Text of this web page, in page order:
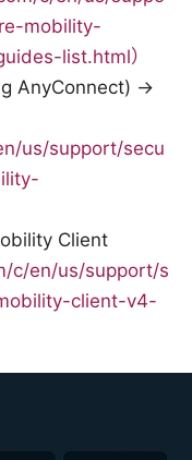
mobility-
list.html）
AnyConnect) →
us/support/secu
Client
c/en/us/support/s
client-v4-